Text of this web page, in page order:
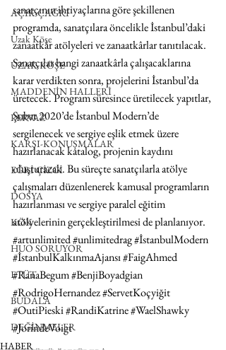
AÇIK ÇAĞRI
Uzak Köşe
UZAK KÖŞE
MADDENİN HALLERİ
PERVAZ
KARŞI-KONUŞMALAR
EĞRİ ÇİZGİ
DOSYA
KÖK
HUO SORUYOR
ETÜT
BUDALA
DEĞİNMELER
sanatçının ihtiyaçlarına göre şekillenen
programda, sanatçılara öncelikle İstanbul’daki
zanaatkâr atölyeleri ve zanaatkârlar tanıtılacak.
Sanatçılar hangi zanaatkârla çalışacaklarına
karar verdikten sonra, projelerini İstanbul’da
üretecek. Program süresince üretilecek yapıtlar,
Şubat 2020’de İstanbul Modern’de
sergilenecek ve sergiye eşlik etmek üzere
hazırlanacak katalog, projenin kaydını
oluşturacak. Bu süreçte sanatçılarla atölye
çalışmaları düzenlenerek kamusal programların
hazırlanması ve sergiye paralel eğitim
atölyelerinin gerçekleştirilmesi de planlanıyor.
#artunlimited#unlimitedrag#İstanbulModern
#İstanbulKalkınmaAjansı#FaigAhmed
#RanaBegum#BenjiBoyadgian
#RodrigoHernandez#ServetKoçyiğit
#OutiPieski#RandiKatrine#WaelShawky
#JorindeVoigt
HABER